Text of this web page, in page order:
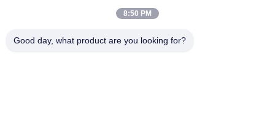
8:50 PM
Good day, what product are you looking for?